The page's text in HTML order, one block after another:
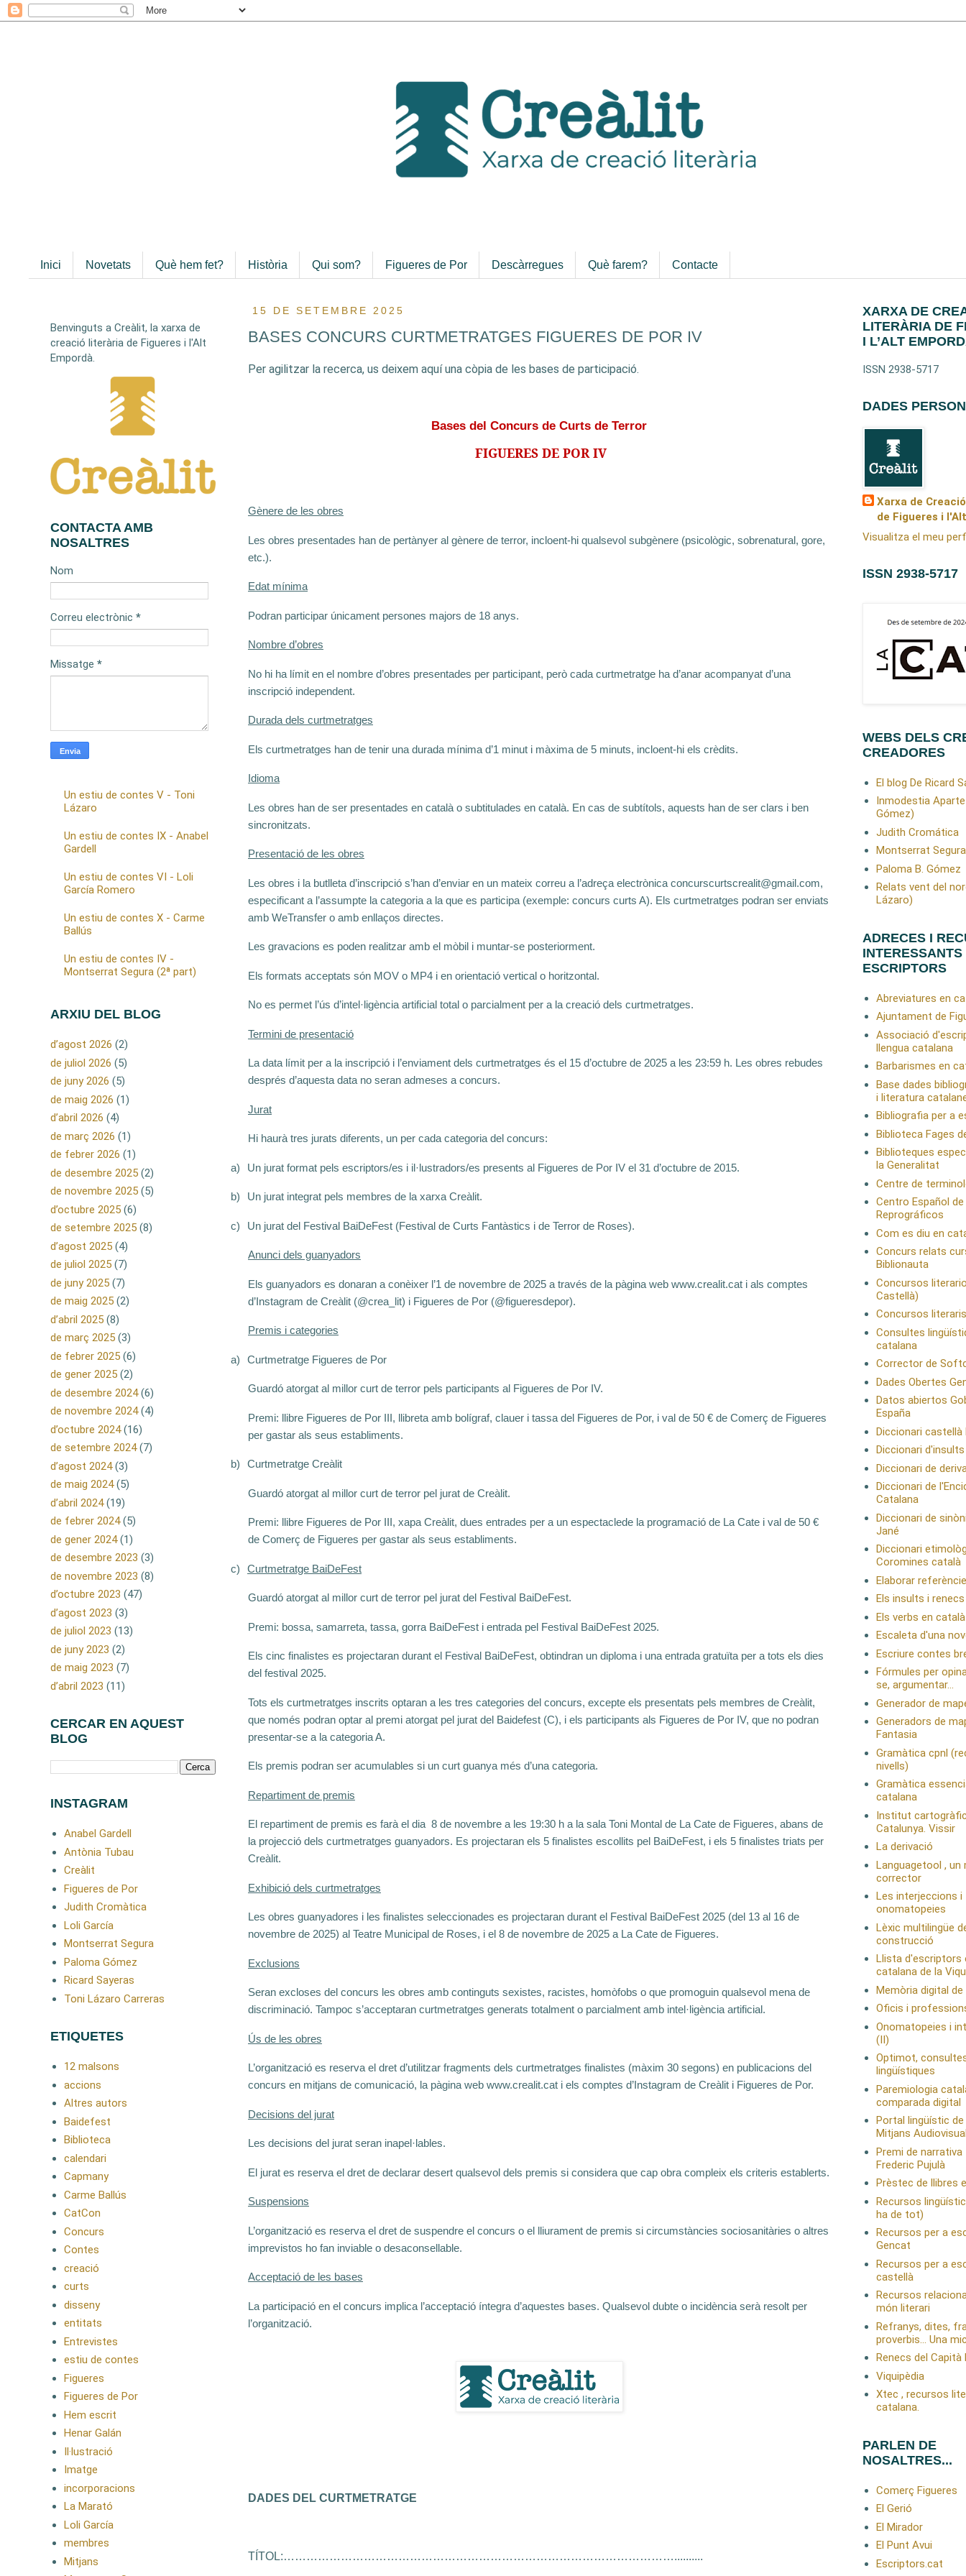
Inici Novetats Què hem fet? Història Qui som? Figueres de Por Descàrregues Què farem? Contacte
15 DE SETEMBRE 2025
BASES CONCURS CURTMETRATGES FIGUERES DE POR IV
Per agilitzar la recerca, us deixem aquí una còpia de les bases de participació.
Bases del Concurs de Curts de Terror
FIGUERES DE POR IV
Gènere de les obres
Les obres presentades han de pertànyer al gènere de terror, incloent-hi qualsevol subgènere (psicològic, sobrenatural, gore,
etc.).
Edat mínima
Podran participar únicament persones majors de 18 anys.
Nombre d’obres
No hi ha límit en el nombre d’obres presentades per participant, però cada curtmetratge ha d’anar acompanyat d’una
inscripció independent.
Durada dels curtmetratges
Els curtmetratges han de tenir una durada mínima d’1 minut i màxima de 5 minuts, incloent-hi els crèdits.
Idioma
Les obres han de ser presentades en català o subtitulades en català. En cas de subtítols, aquests han de ser clars i ben
sincronitzats.
Presentació de les obres
Les obres i la butlleta d’inscripció s’han d’enviar en un mateix correu a l’adreça electrònica concurscurtscrealit@gmail.com,
especificant a l’assumpte la categoria a la que es participa (exemple: concurs curts A). Els curtmetratges podran ser enviats
amb WeTransfer o amb enllaços directes.
Les gravacions es poden realitzar amb el mòbil i muntar-se posteriorment.
Els formats acceptats són MOV o MP4 i en orientació vertical o horitzontal.
No es permet l’ús d’intel·ligència artificial total o parcialment per a la creació dels curtmetratges.
Termini de presentació
La data límit per a la inscripció i l’enviament dels curtmetratges és el 15 d’octubre de 2025 a les 23:59 h. Les obres rebudes
després d’aquesta data no seran admeses a concurs.
Jurat
Hi haurà tres jurats diferents, un per cada categoria del concurs:
a) Un jurat format pels escriptors/es i il·lustradors/es presents al Figueres de Por IV el 31 d’octubre de 2015.
b) Un jurat integrat pels membres de la xarxa Creàlit.
c) Un jurat del Festival BaiDeFest (Festival de Curts Fantàstics i de Terror de Roses).
Anunci dels guanyadors
Els guanyadors es donaran a conèixer l’1 de novembre de 2025 a través de la pàgina web www.crealit.cat i als comptes
d’Instagram de Creàlit (@crea_lit) i Figueres de Por (@figueresdepor).
Premis i categories
a) Curtmetratge Figueres de Por
Guardó atorgat al millor curt de terror pels participants al Figueres de Por IV.
Premi: llibre Figueres de Por III, llibreta amb bolígraf, clauer i tassa del Figueres de Por, i val de 50 € de Comerç de Figueres
per gastar als seus establiments.
b) Curtmetratge Creàlit
Guardó atorgat al millor curt de terror pel jurat de Creàlit.
Premi: llibre Figueres de Por III, xapa Creàlit, dues entrades per a un espectaclede la programació de La Cate i val de 50 €
de Comerç de Figueres per gastar als seus establiments.
c) Curtmetratge BaiDeFest
Guardó atorgat al millor curt de terror pel jurat del Festival BaiDeFest.
Premi: bossa, samarreta, tassa, gorra BaiDeFest i entrada pel Festival BaiDeFest 2025.
Els cinc finalistes es projectaran durant el Festival BaiDeFest, obtindran un diploma i una entrada gratuïta per a tots els dies
del festival 2025.
Tots els curtmetratges inscrits optaran a les tres categories del concurs, excepte els presentats pels membres de Creàlit,
que només podran optar al premi atorgat pel jurat del Baidefest (C), i els participants als Figueres de Por IV, que no podran
presentar-se a la categoria A.
Els premis podran ser acumulables si un curt guanya més d’una categoria.
Repartiment de premis
El repartiment de premis es farà el dia 8 de novembre a les 19:30 h a la sala Toni Montal de La Cate de Figueres, abans de
la projecció dels curtmetratges guanyadors. Es projectaran els 5 finalistes escollits pel BaiDeFest, i els 5 finalistes triats per
Creàlit.
Exhibició dels curtmetratges
Les obres guanyadores i les finalistes seleccionades es projectaran durant el Festival BaiDeFest 2025 (del 13 al 16 de
novembre de 2025) al Teatre Municipal de Roses, i el 8 de novembre de 2025 a La Cate de Figueres.
Exclusions
Seran excloses del concurs les obres amb continguts sexistes, racistes, homòfobs o que promoguin qualsevol mena de
discriminació. Tampoc s’acceptaran curtmetratges generats totalment o parcialment amb intel·ligència artificial.
Ús de les obres
L’organització es reserva el dret d’utilitzar fragments dels curtmetratges finalistes (màxim 30 segons) en publicacions del
concurs en mitjans de comunicació, la pàgina web www.crealit.cat i els comptes d’Instagram de Creàlit i Figueres de Por.
Decisions del jurat
Les decisions del jurat seran inapel·lables.
El jurat es reserva el dret de declarar desert qualsevol dels premis si considera que cap obra compleix els criteris establerts.
Suspensions
L’organització es reserva el dret de suspendre el concurs o el lliurament de premis si circumstàncies sociosanitàries o altres
imprevistos ho fan inviable o desaconsellable.
Acceptació de les bases
La participació en el concurs implica l’acceptació íntegra d’aquestes bases. Qualsevol dubte o incidència serà resolt per
l’organització.
DADES DEL CURTMETRATGE
TÍTOL:…………………………………………………………………………………………..........
Benvinguts a Creàlit, la xarxa de
creació literària de Figueres i l'Alt
Empordà.
CONTACTA AMB
NOSALTRES
Nom
Correu electrònic *
Missatge *
Un estiu de contes V - Toni
Lázaro
Un estiu de contes IX - Anabel
Gardell
Un estiu de contes VI - Loli
García Romero
Un estiu de contes X - Carme
Ballús
Un estiu de contes IV -
Montserrat Segura (2ª part)
ARXIU DEL BLOG
d’agost 2026 (2)
de juliol 2026 (5)
de juny 2026 (5)
de maig 2026 (1)
d’abril 2026 (4)
de març 2026 (1)
de febrer 2026 (1)
de desembre 2025 (2)
de novembre 2025 (5)
d’octubre 2025 (6)
de setembre 2025 (8)
d’agost 2025 (4)
de juliol 2025 (7)
de juny 2025 (7)
de maig 2025 (2)
d’abril 2025 (8)
de març 2025 (3)
de febrer 2025 (6)
de gener 2025 (2)
de desembre 2024(6)
de novembre 2024(4)
d’octubre 2024(16)
de setembre 2024(7)
d’agost 2024(3)
de maig 2024(5)
d’abril 2024(19)
de febrer 2024(5)
de gener 2024(1)
de desembre 2023 (3)
de novembre 2023 (8)
d’octubre 2023 (47)
d’agost 2023 (3)
de juliol 2023 (13)
de juny 2023 (2)
de maig 2023 (7)
d’abril 2023 (11)
CERCAR EN AQUEST
BLOG
INSTAGRAM
Anabel Gardell
Antònia Tubau
Creàlit
Figueres de Por
Judith Cromàtica
Loli García
Montserrat Segura
Paloma Gómez
Ricard Sayeras
Toni Lázaro Carreras
ETIQUETES
12 malsons
accions
Altres autors
Baidefest
Biblioteca
calendari
Capmany
Carme Ballús
CatCon
Concurs
Contes
creació
curts
disseny
entitats
Entrevistes
estiu de contes
Figueres
Figueres de Por
Hem escrit
Henar Galán
Il·lustració
Imatge
incorporacions
La Marató
Loli García
membres
Mitjans
XARXA DE
LITERÀRIA DE
I L’ALT
ISSN 2938-5717
DADES
Xarxa de
de Figueres i
Visualitza el meu
ISSN 2938-5717
WEBS DELS
CREADORES
El blog De Ricard
Inmodestia
Gómez)
Judith Cromática
Montserrat Segura
Paloma B. Gómez
Relats vent del
Lázaro)
ADRECES I
INTERESSANTS
ESCRIPTORS
Abreviatures en
Ajuntament de
Associació
llengua catalana
Barbarismes en
Base dades
i literatura
Bibliografia per a
Biblioteca Fages
Biblioteques
la Generalitat
Centre de
Centro Español
Reprográficos
Com es diu en
Concurs relats
Biblionauta
Concursos
Castellà)
Concursos
Consultes
catalana
Corrector de
Dades Obertes
Datos abiertos
España
Diccionari castellà
Diccionari
Diccionari de
Diccionari de
Catalana
Diccionari de
Jané
Diccionari
Coromines català
Elaborar
Els insults i
Els verbs en català
Escaleta d'una
Escriure contes
Fórmules per
se, argumentar...
Generador de
Generadors de
Fantasia
Gramàtica cpnl
nivells)
Gramàtica
catalana
Institut
Catalunya. Vissir
La derivació
Languagetool , un
corrector
Les interjeccions i
onomatopeies
Lèxic multilingüe
construcció
Llista d'escriptors
catalana de la
Memòria digital de
Oficis i
Onomatopeies i
(II)
Optimot,
lingüístiques
Paremiologia
comparada digital
Portal lingüístic de
Mitjans
Premi de
Frederic Pujulà
Prèstec de llibres
Recursos
ha de tot)
Recursos per a
Gencat
Recursos per a
castellà
Recursos
món literari
Refranys, dites,
proverbis… Una
Renecs del Capità
Viquipèdia
Xtec , recursos
catalana.
PARLEN DE
NOSALTRES...
Comerç Figueres
El Gerió
El Mirador
El Punt Avui
Escriptors.cat